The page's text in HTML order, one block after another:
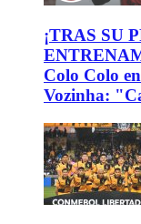
¡TRAS SU
Colo Colo
Vozinha: